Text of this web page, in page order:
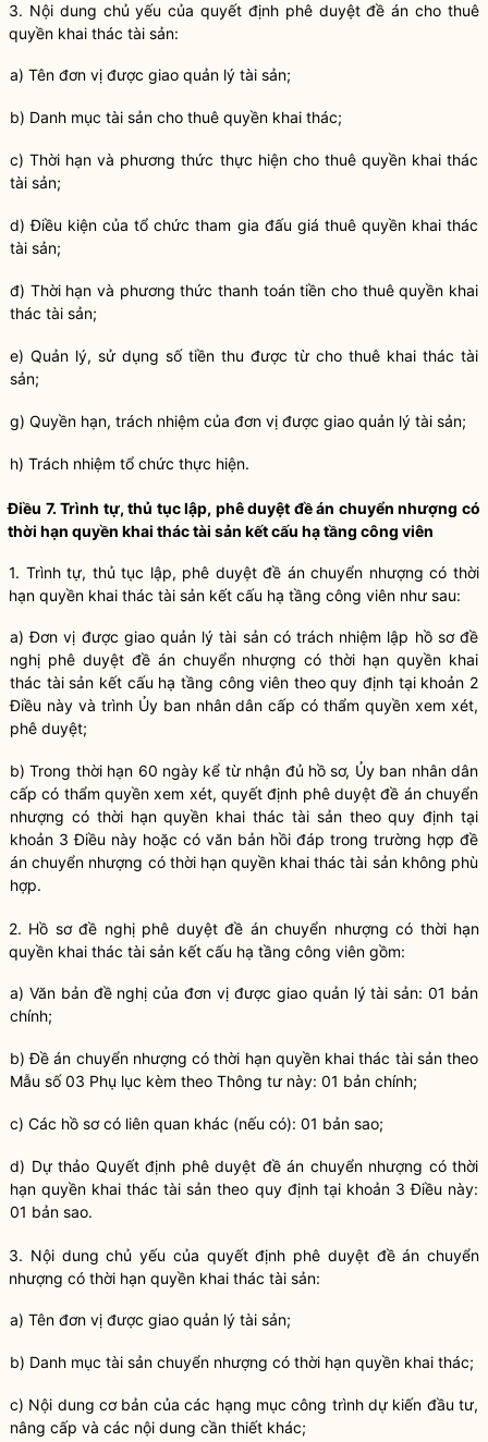
3. Nội dung chủ yếu của quyết định phê duyệt đề án cho thuê
quyền khai thác tài sản:
a) Tên đơn vị được giao quản lý tài sản;
b) Danh mục tài sản cho thuê quyền khai thác;
c) Thời hạn và phương thức thực hiện cho thuê quyền khai thác
tài sản;
d) Điều kiện của tổ chức tham gia đấu giá thuê quyền khai thác
tài sản;
đ) Thời hạn và phương thức thanh toán tiền cho thuê quyền khai
thác tài sản;
e) Quản lý, sử dụng số tiền thu được từ cho thuê khai thác tài
sản;
g) Quyền hạn, trách nhiệm của đơn vị được giao quản lý tài sản;
h) Trách nhiệm tổ chức thực hiện.
Điều 7. Trình tự, thủ tục lập, phê duyệt đề án chuyển nhượng có
thời hạn quyền khai thác tài sản kết cấu hạ tầng công viên
1. Trình tự, thủ tục lập, phê duyệt đề án chuyển nhượng có thời
hạn quyền khai thác tài sản kết cấu hạ tầng công viên như sau:
a) Đơn vị được giao quản lý tài sảncó trách nhiệm lập hồ sơ đề
nghị phê duyệt đề án chuyển nhượng có thời hạnquyền khai
thác tài sản kết cấu hạ tầng công viên theo quy định tại khoản 2
Điều này và trình Ủy ban nhân dân cấp có thẩmquyền xem xét,
phê duyệt;
b) Trong thời hạn 60 ngày kể từ nhận đủ hồ sơ, Ủy ban nhân dân
cấp có thẩm quyền xem xét, quyết định phê duyệt đề án chuyển
nhượng có thời hạnquyền khai thác tài sản theo quy định tại
khoản 3 Điều này hoặc có văn bản hồi đáp trong trường hợp đề
án chuyển nhượng có thời hạn quyền khai thác tài sản không phù
hợp.
2. Hồ sơ đề nghị phê duyệt đề án chuyển nhượng có thời hạn
quyền khai thác tài sản kết cấu hạ tầng công viên gồm:
a) Văn bản đề nghị của đơn vị được giao quản lý tài sản: 01 bản
chính;
b) Đề án chuyển nhượng có thời hạn quyền khai thác tài sản theo
Mẫu số 03 Phụ lục kèm theo Thông tư này: 01 bản chính;
c) Các hồ sơ có liên quan khác (nếu có): 01 bản sao;
d) Dự thảo Quyết định phê duyệt đề án chuyển nhượng có thời
hạn quyền khai thác tài sản theo quy định tại khoản 3 Điều này:
01 bản sao.
3. Nội dung chủ yếu của quyết định phê duyệt đề án chuyển
nhượng có thời hạn quyền khai thác tài sản:
a) Tên đơn vị được giao quản lý tài sản;
b) Danh mục tài sản chuyển nhượng có thời hạn quyền khai thác;
c) Nội dung cơ bản của các hạng mục công trình dự kiến đầu tư,
nâng cấp và các nội dung cần thiết khác;